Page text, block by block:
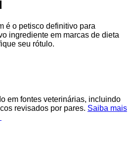
é o petisco definitivo para
ingrediente em marcas de dieta
seu rótulo.
em fontes veterinárias, incluindo
revisados por pares. Saiba mais